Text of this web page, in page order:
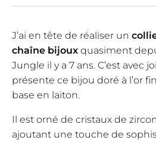
J’ai en tête de réaliser un
chaîne bijoux quasiment
Jungle il y a 7 ans. C’est avec
présente ce bijou doré à l’or
base en laiton.
Il est orné de cristaux de
ajoutant une touche de